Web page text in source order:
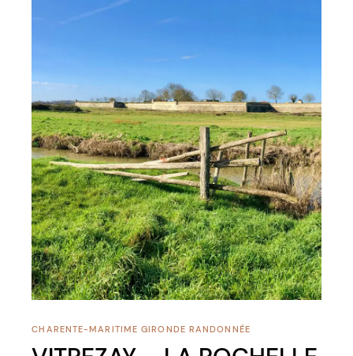
CHARENTE-MARITIMEGIRONDE RANDONNÉE